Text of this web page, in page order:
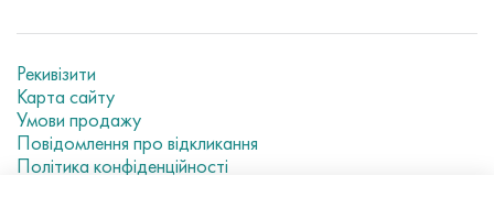
Рекивізити
Карта сайту
Умови продажу
Повідомлення про відкликання
Політика конфіденційності